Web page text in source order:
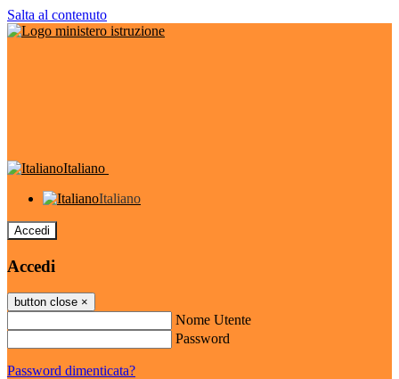
Salta al contenuto
Italiano
Italiano
Accedi
Accedi
button close ×
Nome Utente
Password
Password dimenticata?